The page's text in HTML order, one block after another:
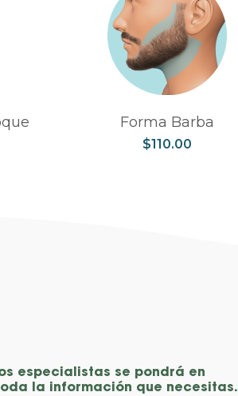
Forma Barba
$110.00
especialistas se pondrá en
la información que necesitas.